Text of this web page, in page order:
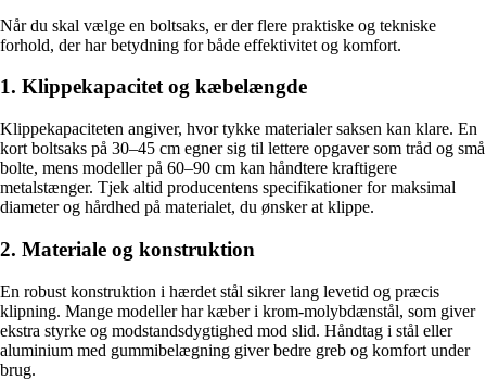
Når du skal vælge en boltsaks, er der flere praktiske og tekniske
forhold, der har betydning for både effektivitet og komfort.
1. Klippekapacitet og kæbelængde
Klippekapaciteten angiver, hvor tykke materialer saksen kan klare. En
kort boltsaks på 30–45 cm egner sig til lettere opgaver som tråd og små
bolte, mens modeller på 60–90 cm kan håndtere kraftigere
metalstænger. Tjek altid producentens specifikationer for maksimal
diameter og hårdhed på materialet, du ønsker at klippe.
2. Materiale og konstruktion
En robust konstruktion i hærdet stål sikrer lang levetid og præcis
klipning. Mange modeller har kæber i krom-molybdænstål, som giver
ekstra styrke og modstandsdygtighed mod slid. Håndtag i stål eller
aluminium med gummibelægning giver bedre greb og komfort under
brug.